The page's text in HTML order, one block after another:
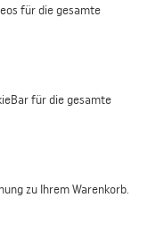
für die gesamte
für die gesamte
zu Ihrem Warenkorb.